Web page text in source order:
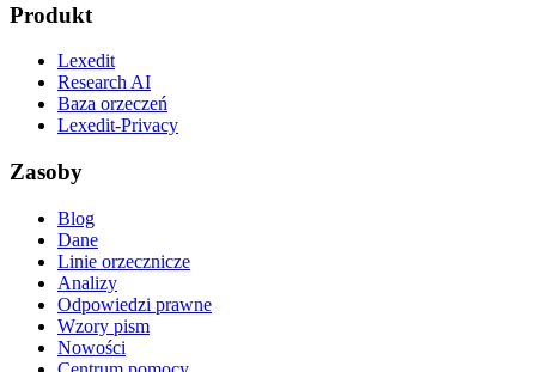
Produkt
Lexedit
Research AI
Baza orzeczeń
Lexedit-Privacy
Zasoby
Blog
Dane
Linie orzecznicze
Analizy
Odpowiedzi prawne
Wzory pism
Nowości